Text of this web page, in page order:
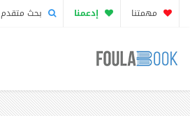
مهمتنا إدعمنا بحث متقدم